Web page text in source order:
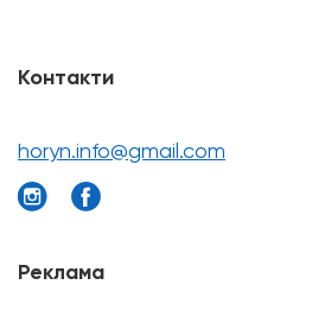
Контакти
horyn.info@gmail.com
Реклама